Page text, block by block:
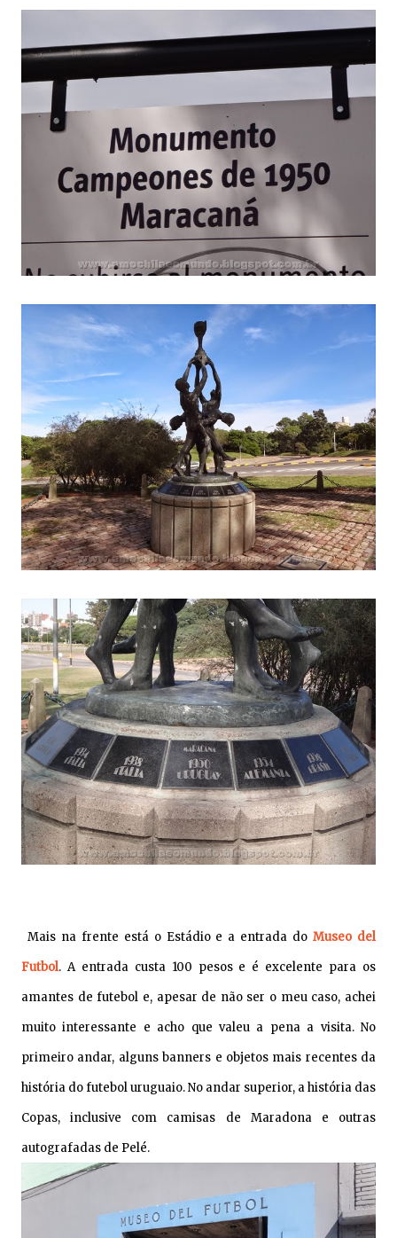
Mais na frente está o Estádio e a entrada doMuseo del
Futbol. A entrada custa 100 pesos e é excelente para os
amantes de futebol e, apesar de não ser o meu caso, achei
muito interessante e acho que valeu a pena a visita. No
primeiro andar, alguns banners e objetos mais recentes da
história do futebol uruguaio. No andar superior, a história das
Copas, inclusive com camisas de Maradona e outras
autografadas de Pelé.